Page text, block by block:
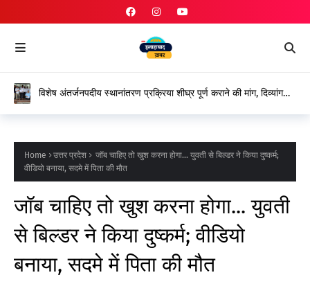
विशेष अंतर्जनपदीय स्थानांतरण प्रक्रिया शीघ्र पूर्ण कराने की मांग, दिव्यांग
Home उत्तर प्रदेश
जॉब चाहिए तो खुश करना होगा... युवती से बिल्डर ने किया दुष्कर्म;
वीडियो बनाया, सदमे में पिता की मौत
जॉब चाहिए तो खुश करना होगा... युवती
से बिल्डर ने किया दुष्कर्म; वीडियो
बनाया, सदमे में पिता की मौत